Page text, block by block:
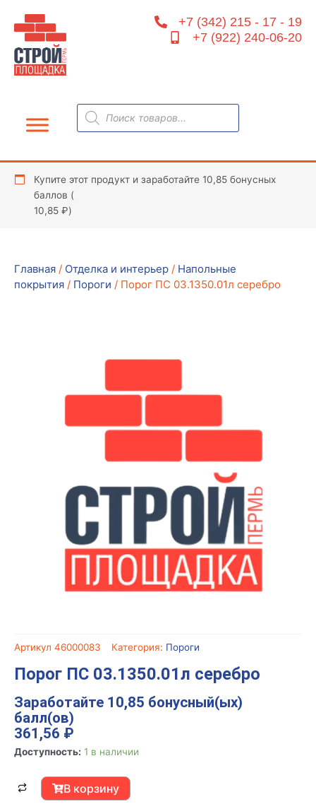
содержимому
+7 (342) 215 - 17 - 19
+7 (922) 240-06-20
Поиск
товаров
Купите этот продукт и заработайте 10,85 бонусных
баллов (
10,85 ₽)
Главная / Отделка и интерьер / Напольные
покрытия / Пороги / Порог ПС 03.1350.01л серебро
Артикул 46000083 Категория: Пороги
Порог ПС 03.1350.01л серебро
Заработайте 10,85 бонусный(ых)
балл(ов)
361,56 ₽
Доступность: 1 в наличии
Количество
Порог
ПС
В корзину